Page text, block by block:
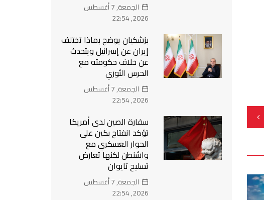
الجمعة, 7 أغسطس
2026, 22:54
بزشكيان يوضح بماذا تختلف
إيران عن إسرائيل ويتحدث
عن خلاف حكومته مع
الحرس الثوري
الجمعة, 7 أغسطس
2026, 22:54
سفارة الصين لدى أمريكا
تؤكد انفتاح بكين على
الحوار العسكري مع
واشنطن لكنها تعارض
تسليح تايوان
الجمعة, 7 أغسطس
2026, 22:54